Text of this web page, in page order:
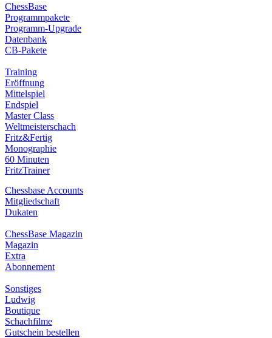
ChessBase
Programmpakete
Programm-Upgrade
Datenbank
CB-Pakete
Training
Eröffnung
Mittelspiel
Endspiel
Master Class
Weltmeisterschach
Fritz&Fertig
Monographie
60 Minuten
FritzTrainer
Chessbase Accounts
Mitgliedschaft
Dukaten
ChessBase Magazin
Magazin
Extra
Abonnement
Sonstiges
Ludwig
Boutique
Schachfilme
Gutschein bestellen